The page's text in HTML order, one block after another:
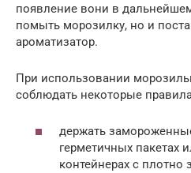
появление вони в
помыть морозилку, но и
ароматизатор.
При использовании
соблюдать некоторые
держать
герметичных пакетах
контейнерах с